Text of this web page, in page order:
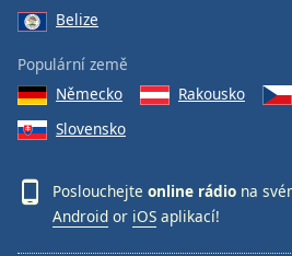
Belize
Populární země
Německo
Rakousko
Slovensko
Poslouchejte online rádio na
Android or iOS aplikací!